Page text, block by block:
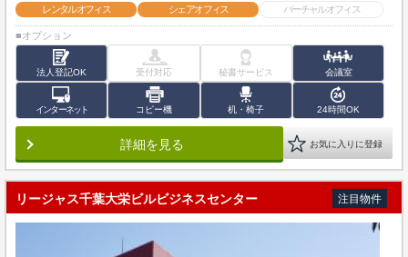
レンタルオフィス
シェアオフィス バーチャルオフィス
■オプション
法人登記OK 受付対応 秘書サービス 会議室
インターネット コピー機 机・椅子 24時間OK
詳細を見る お気に入りに登録
リージャス千葉大栄ビルビジネスセンター 注目物件